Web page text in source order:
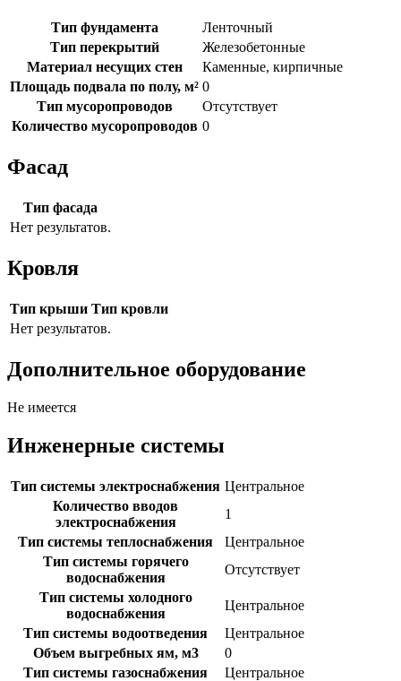
Тип фундамента
Ленточный
Тип перекрытий
Железобетонные
Материал несущих стен
Каменные, кирпичные
Площадь подвала по полу, м² 0
Тип мусоропроводов
Отсутствует
Количество мусоропроводов 0
Фасад
Тип фасада
Нет результатов.
Кровля
Тип крыши Тип кровли
Нет результатов.
Дополнительное оборудование
Не имеется
Инженерные системы
Тип системы электроснабжения Центральное
Количество вводов
электроснабжения
1
Тип системы теплоснабжения
Центральное
Тип системы горячего
водоснабжения
Отсутствует
Тип системы холодного
водоснабжения
Центральное
Тип системы водоотведения
Центральное
Объем выгребных ям, м3
0
Тип системы газоснабжения
Центральное